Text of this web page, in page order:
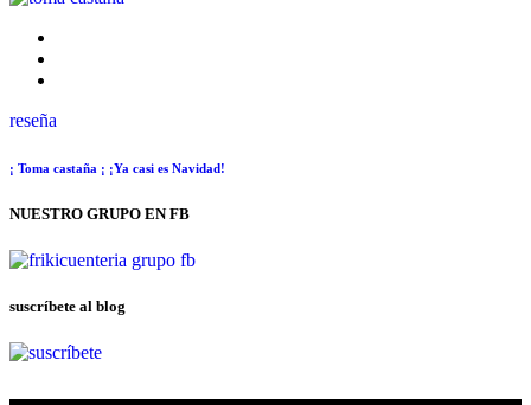
reseña
¡ Toma castaña ¡ ¡Ya casi es Navidad!
NUESTRO GRUPO EN FB
suscríbete al blog